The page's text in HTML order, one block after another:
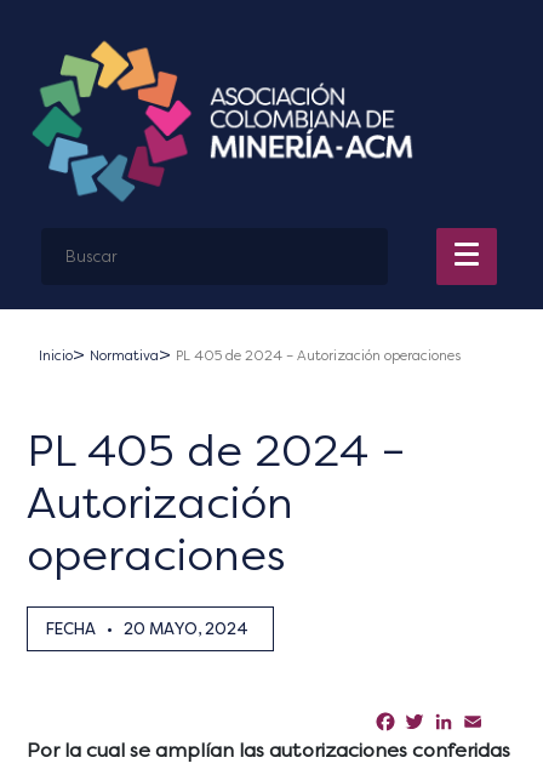
Inicio Normativa PL 405 de 2024 – Autorización operaciones
PL 405 de 2024 –
Autorización
operaciones
FECHA • 20 MAYO, 2024
Facebook
TwitterLinkedIn
Por la cual se amplían las autorizaciones conferidas